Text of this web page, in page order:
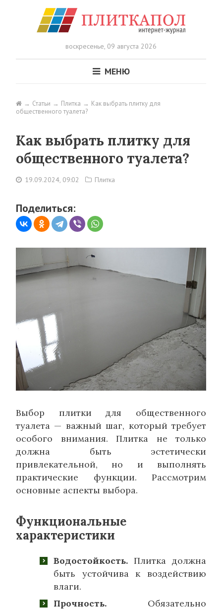
воскресенье, 09 августа 2026
МЕНЮ
Статьи Плитка
Как выбрать плитку для
общественного туалета?
Как выбрать плитку для
общественного туалета?
19.09.2024, 09:02 Плитка
Поделиться:
Выбор плитки для общественного
туалета — важный шаг, который требует
особого внимания. Плитка не только
должна быть эстетически
привлекательной, но и выполнять
практические функции. Рассмотрим
основные аспекты выбора.
Функциональные
характеристики
Водостойкость. Плитка должна
быть устойчива к воздействию
влаги.
Прочность. Обязательно